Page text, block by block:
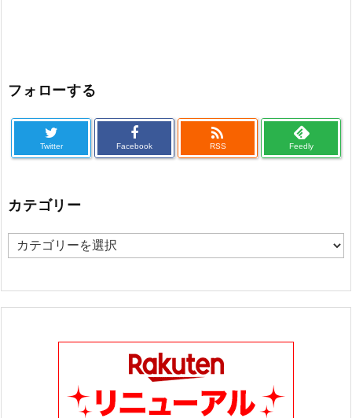
フォローする
Twitter Facebook

RSS Feedly
カテゴリー
カ
ゴ